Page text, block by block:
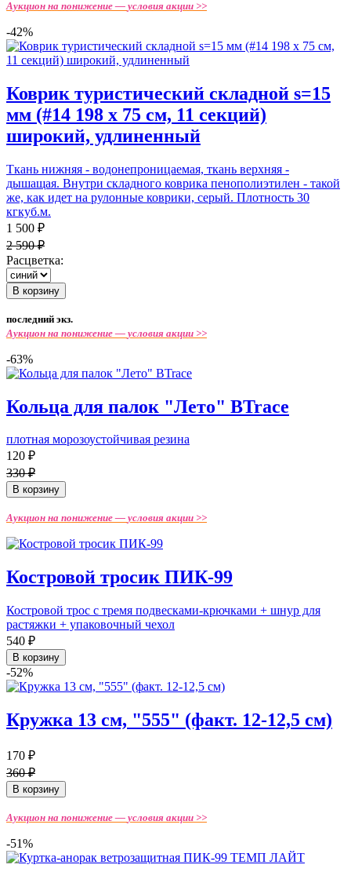
Аукцион на понижение — условия акции >>
-42%
Коврик туристический складной s=15
мм (#14 198 х 75 см, 11 секций)
широкий, удлиненный
Ткань нижняя - водонепроницаемая, ткань верхняя -
дышащая. Внутри складного коврика пенополиэтилен - такой
же, как идет на рулонные коврики, серый. Плотность 30
кгкуб.м.
1 500 ₽
2 590 ₽
Расцветка:
В корзину
последний экз.
Аукцион на понижение — условия акции >>
-63%
Кольца для палок "Лето" BTrace
плотная морозоустойчивая резина
120 ₽
330 ₽
В корзину
Аукцион на понижение — условия акции >>
Костровой тросик ПИК-99
Костровой трос с тремя подвесками-крючками + шнур для
растяжки + упаковочный чехол
540 ₽
В корзину
-52%
Кружка 13 см, "555" (факт. 12-12,5 см)
170 ₽
360 ₽
В корзину
Аукцион на понижение — условия акции >>
-51%